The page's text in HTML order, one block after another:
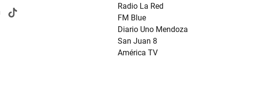
Radio La Red
FM Blue
Diario Uno Mendoza
San Juan 8
América TV